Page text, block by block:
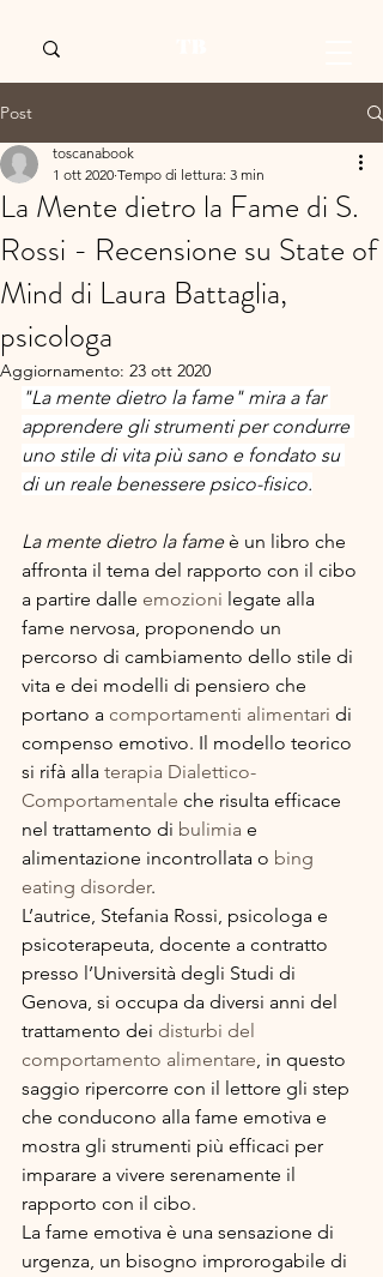
Post
La Mente dietro la Fame di S.
Rossi - Recensione su State of
Mind di Laura Battaglia,
psicologa
toscanabook
1 ott 2020 Tempo di lettura: 3 min
Aggiornamento: 23 ott 2020
"La mente dietro la fame" mira a far
apprendere gli strumenti per condurre
uno stile di vita più sano e fondato su
di un reale benessere psico-fisico.
La mente dietro la fame è un libro che
affronta il tema del rapporto con il cibo
a partire dalle emozioni legate alla
fame nervosa, proponendo un
percorso di cambiamento dello stile di
vita e dei modelli di pensiero che
portano a comportamenti alimentari di
compenso emotivo. Il modello teorico
si rifà alla terapia Dialettico-
Comportamentale che risulta efficace
nel trattamento di bulimia e
alimentazione incontrollata o bing
eating disorder.
L’autrice, Stefania Rossi, psicologa e
psicoterapeuta, docente a contratto
presso l’Università degli Studi di
Genova, si occupa da diversi anni del
trattamento dei disturbi del
comportamento alimentare, in questo
saggio ripercorre con il lettore gli step
che conducono alla fame emotiva e
mostra gli strumenti più efficaci per
imparare a vivere serenamente il
rapporto con il cibo.
La fame emotiva è una sensazione di
urgenza, un bisogno improrogabile di